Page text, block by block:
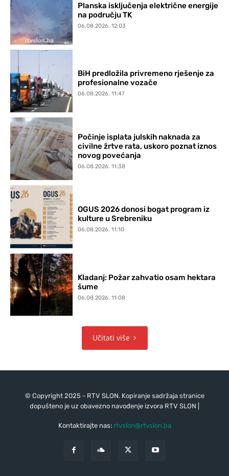
Planska isključenja električne energije
na području TK
06.08.2026. 12:03
BiH predložila privremeno rješenje za
profesionalne vozače
06.08.2026. 11:47
Počinje isplata julskih naknada za
civilne žrtve rata, uskoro poznat iznos
novog povećanja
06.08.2026. 11:38
OGUS 2026 donosi bogat program iz
kulture u Srebreniku
06.08.2026. 11:10
Kladanj: Požar zahvatio osam hektara
šume
06.08.2026. 11:08
Učitati više
© Copyright 2025 - RTV SLON. Kopiranje sadržaja stranice
dopušteno je uz obavezno navođenje izvora RTV SLON |
Kontaktirajte nas: rtvslon@rtvslon.ba